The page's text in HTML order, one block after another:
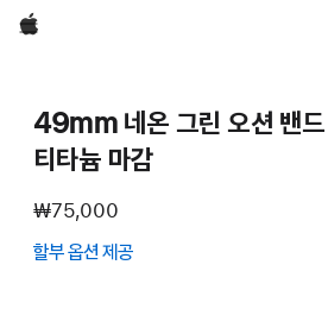
Apple
49mm 네온 그린 오션 밴
티타늄 마감
₩75,000
할부 옵션 제공